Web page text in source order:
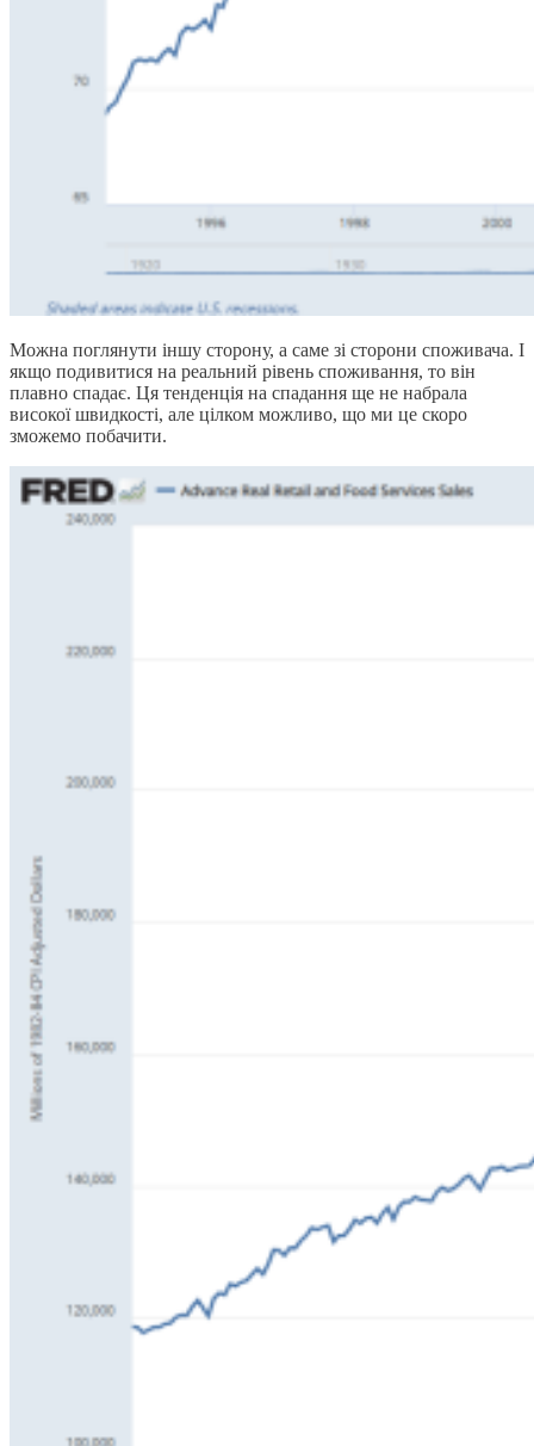
Можна поглянути іншу сторону, а саме зі сторони споживача. І
якщо подивитися на реальний рівень споживання, то він
плавно спадає. Ця тенденція на спадання ще не набрала
високої швидкості, але цілком можливо, що ми це скоро
зможемо побачити.